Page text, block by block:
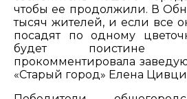
чтобы ее продолжили. В
тысяч жителей, и если все
посадят по одному
будет поистине
прокомментировала
«Старый город» Елена